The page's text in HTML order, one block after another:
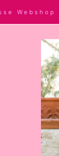
Webshop